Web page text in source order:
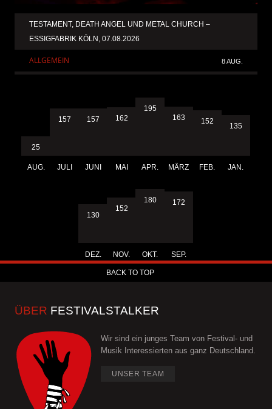
TESTAMENT, DEATH ANGEL UND METAL CHURCH –
ESSIGFABRIK KÖLN, 07.08.2026
ALLGEMEIN 8 AUG.
25
AUG.
157
JULI
157
JUNI
162
MAI
195
APR.
163
MÄRZ
152
FEB.
135
JAN.
130
DEZ.
152
NOV.
180
OKT.
172
SEP.
BACK TO TOP
ÜBER FESTIVALSTALKER
Wir sind ein junges Team von Festival- und
Musik Interessierten aus ganz Deutschland.
UNSER TEAM